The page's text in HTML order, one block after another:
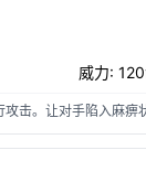
威力: 120
击。让对手陷入麻痹